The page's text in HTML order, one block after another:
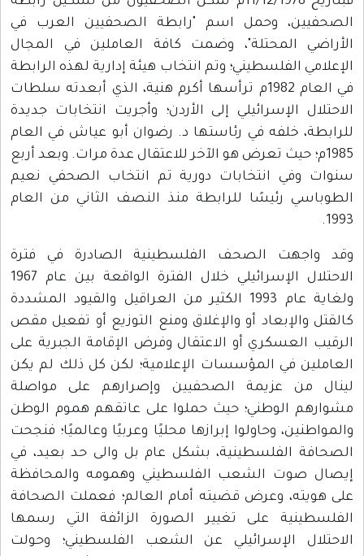
الصحفيين، وحمل اسم "رابطة الصحفيين العرب في
الأراضي المحتلة"، وضمت كافة العاملين في المجال
الإعلامي الفلسطيني؛ وتم انتخاب هيئة إدارية لهذه الرابطة
في العام 1982م ترأسها أكرم هنية، الذي أبعدته سلطات
الاحتلال الإسرائيلي إلى الأردن؛ وأجريت انتخابات جديدة
للرابطة، خلفه في رئاستها د. رضوان أبو عياش في العام
1985م؛ حيث تعرض هو الآخر للاعتقال عدة مرات. وبعد أربع
سنوات وفي انتخابات دورية تم انتخاب الصحفي نعيم
الطوباسي رئيسًا للرابطة منذ النصف الثاني من العام
1993.
وقد واجهت الصحف الفلسطينية الصادرة في فترة
الاحتلال الإسرائيلي خلال الفترة الواقعة بين عام 1967
ولغاية عام 1993 الكثير من العراقيل والقيود المشددة
كالقتل والإبعاد أو والإغلاق ومنع التوزيع أو تفعيل مقص
الرقيب العسكري أو الاعتقال وفرض الإقامة الجبرية على
العاملين في المؤسسات الإعلامية؛ لكن كل ذلك لم يكن
لينال من عزيمة الصحفيين وإصرارهم على مواصلة
مشوارهم الوطني؛ حيث حملوا على عاتقهم هموم الوطن
والمواطنين، وحاولوا إبرازها محليًا وعربيًا وعالميًا؛ فنجحت
الصحافة الفلسطينية، بشكل عام بل والى حد بعيد، في
إيصال صوت الشعب الفلسطيني وهمومه والمحافظة
على هويته، وعرض قضيته أمام العالم؛ فعملت الصحافة
الفلسطينية على تغيير الصورة الزائفة التي رسمها
الاحتلال الإسرائيلي عن الشعب الفلسطيني؛ وحولت